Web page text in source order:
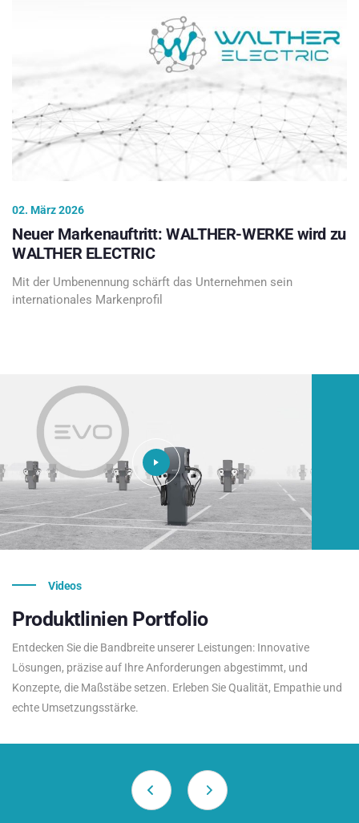
02. März 2026
Neuer Markenauftritt: WALTHER-WERKE wird zu
WALTHER ELECTRIC
Mit der Umbenennung schärft das Unternehmen sein
internationales Markenprofil
Videos
Produktlinien Portfolio
Entdecken Sie die Bandbreite unserer Leistungen: Innovative
Lösungen, präzise auf Ihre Anforderungen abgestimmt, und
Konzepte, die Maßstäbe setzen. Erleben Sie Qualität, Empathie und
echte Umsetzungsstärke.